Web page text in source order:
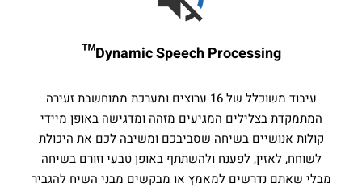
Dynamic Speech Processing™
עיבוד משוכלל של 16 ערוצים ומערכת ממוחשבת זעירה
המתמקדת בצלילים המגיעים מזהה ומדגישה באופן מיידי
קולות אנושיים בשיחה שסביבכם ומשיבה לכם את היכולת
לשוחח, לאזין, לפענח ולהשתתף באופן טבעי וזורם בשיחה
מבלי שאתם נדרשים למאמץ או מבקשים מבני השיח להגביר